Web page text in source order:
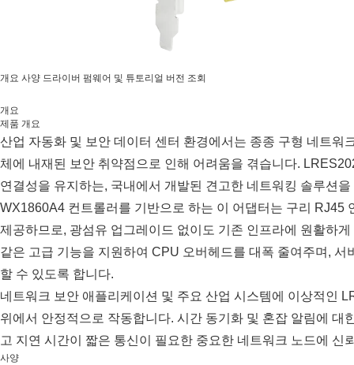
개요 사양 드라이버 펌웨어 및 튜토리얼 버전 조회
개요
제품 개요
산업 자동화 및 보안 데이터 센터 환경에서는 종종 구형 네트워
체에 내재된 보안 취약점으로 인해 어려움을 겪습니다.
연결성을 유지하는, 국내에서 개발된 견고한 네트워킹 솔루션
WX1860A4 컨트롤러를 기반으로 하는 이 어댑터는 구리 RJ45
제공하므로, 광섬유 업그레이드 없이도 기존 인프라에 원활하
같은 고급 기능을 지원하여 CPU 오버헤드를 대폭 줄여주며,
할 수 있도록 합니다.
네트워크 보안 애플리케이션 및 주요 산업 시스템에 이상적인
위에서 안정적으로 작동합니다. 시간 동기화 및 혼잡 알림에 대
고 지연 시간이 짧은 통신이 필요한 중요한 네트워크 노드에 신
사양